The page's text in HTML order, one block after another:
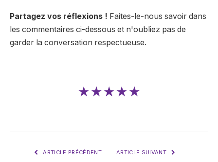
Partagez vos réflexions ! Faites-le-nous savoir dans
les commentaires ci-dessous et n'oubliez pas de
garder la conversation respectueuse.
★★★★★
ARTICLE PRÉCÉDENT ARTICLE SUIVANT